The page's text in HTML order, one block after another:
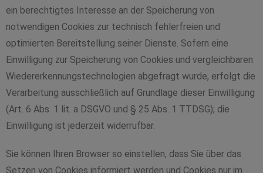
ein berechtigtes Interesse an der Speicherung von
notwendigen Cookies zur technisch fehlerfreien und
optimierten Bereitstellung seiner Dienste. Sofern eine
Einwilligung zur Speicherung von Cookies und vergleichbaren
Wiedererkennungstechnologien abgefragt wurde, erfolgt die
Verarbeitung ausschließlich auf Grundlage dieser Einwilligung
(Art. 6 Abs. 1 lit. a DSGVO und § 25 Abs. 1 TTDSG); die
Einwilligung ist jederzeit widerrufbar.
Sie können Ihren Browser so einstellen, dass Sie über das
Setzen von Cookies informiert werden und Cookies nur im